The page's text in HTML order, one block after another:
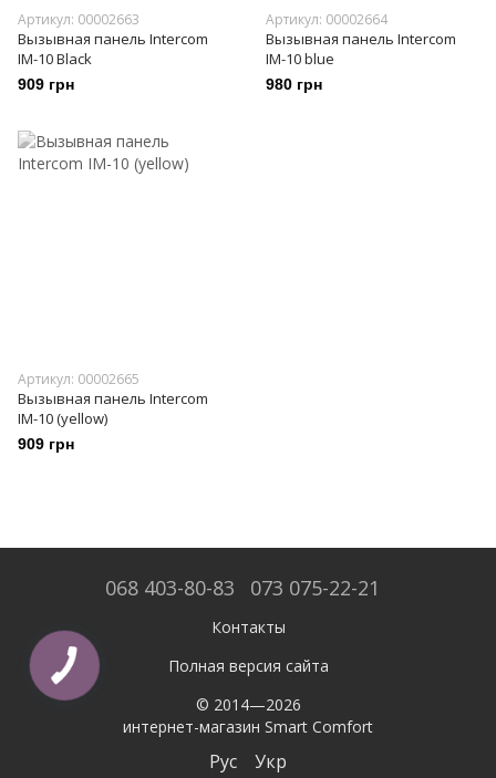
Артикул: 00002663
Вызывная панель Intercom
IM-10 Black
909 грн
Артикул: 00002664
Вызывная панель Intercom
IM-10 blue
980 грн
Артикул: 00002665
Вызывная панель Intercom
IM-10 (yellow)
909 грн
068 403-80-83 073 075-22-21
Контакты
Полная версия сайта
© 2014—2026
интернет-магазин Smart Comfort
Рус Укр